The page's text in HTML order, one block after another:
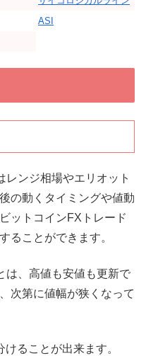
ASI
レンジ相場やエリオット
の動くタイミングや値動
ットコインFXトレード
ることができます。
は、高値も安値も更新で
次第に値幅が狭くなって
ることが出来ます。